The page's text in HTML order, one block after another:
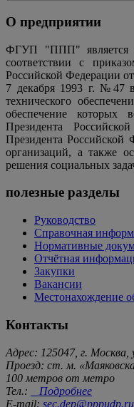
О предприятии
ФГУП "ППП" является
соответствии с
Российской Федерации от
7 декабря 1993 г. №47 в
технического
обеспечение которых
Президента
Президента Российской
организаций, а также
решения социальных
полезные разделы
Руководство
Справочная
Нормативные
Отчётная
Закупки
Вакансии
Местонахождение
Контакты
Адрес: 125047, г. Москва,
Проезд: ст. м.
100 метров от метро
Тел.:
Подробнее
E-mail: sec.dep@pppudp.ru